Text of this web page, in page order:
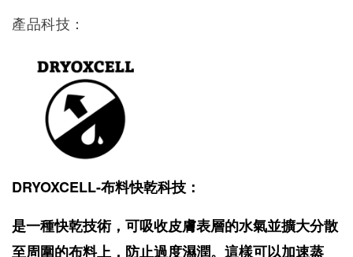
產品科技：
DRYOXCELL-布料快乾科技：
是一種快乾技術，可吸收皮膚表層的水氣並擴大分散
至周圍的布料上，防止過度濕潤。這樣可以加速蒸